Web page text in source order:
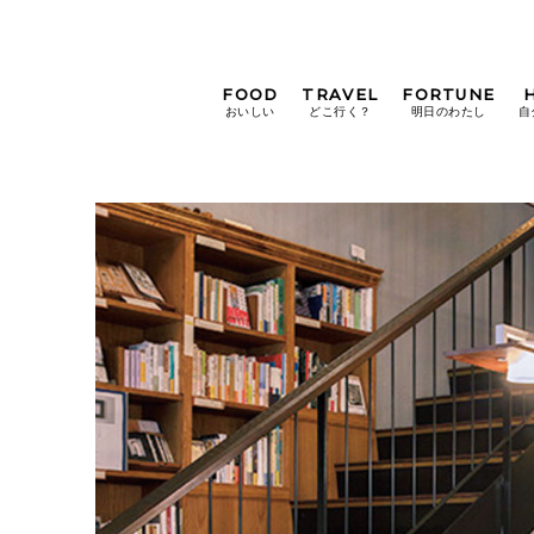
FOOD
おいしい
TRAVEL
どこ行く？
FORTUNE
明日のわたし
Holoscope
女神まり愛の
タロットメッセージ
[算命学] 星読みハナコの月巡り
自
#手土産 #シュークリーム #パン
#京都